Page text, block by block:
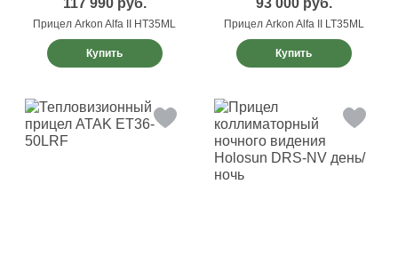
117 990 руб.
Прицел Arkon Alfa II HT35ML
Купить
93 000 руб.
Прицел Arkon Alfa II LT35ML
Купить